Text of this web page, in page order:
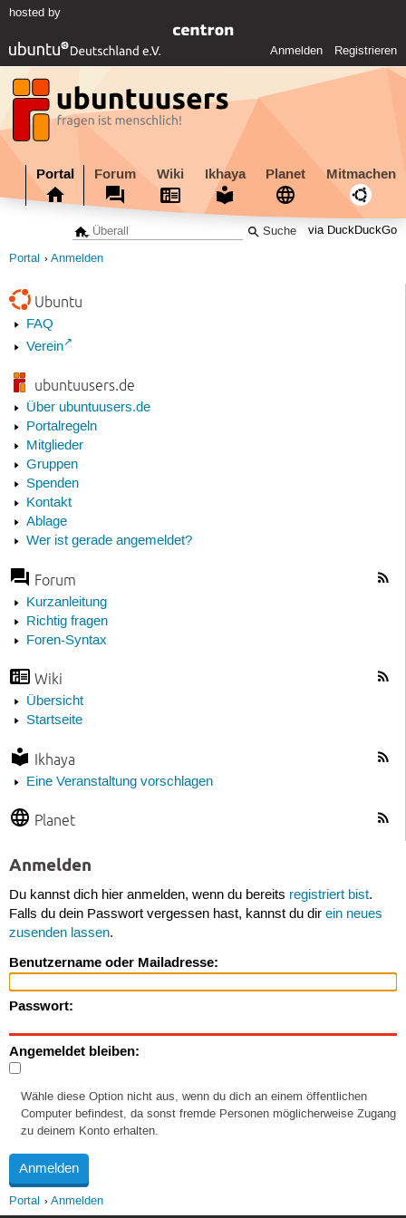
hosted by
Anmelden Registrieren
Portal Forum Wiki Ikhaya Planet Mitmachen
via DuckDuckGo
Portal Anmelden
Ubuntu
FAQ
Verein
ubuntuusers.de
Über ubuntuusers.de
Portalregeln
Mitglieder
Gruppen
Spenden
Kontakt
Ablage
Wer ist gerade angemeldet?
Forum
Kurzanleitung
Richtig fragen
Foren-Syntax
Wiki
Übersicht
Startseite
Ikhaya
Eine Veranstaltung vorschlagen
Planet
Anmelden
Du kannst dich hier anmelden, wenn du bereits registriert bist.
Falls du dein Passwort vergessen hast, kannst du dir ein neues
zusenden lassen.
Benutzername oder Mailadresse:
Passwort:
Angemeldet bleiben:
Wähle diese Option nicht aus, wenn du dich an einem öffentlichen
Computer befindest, da sonst fremde Personen möglicherweise Zugang
zu deinem Konto erhalten.
Portal Anmelden